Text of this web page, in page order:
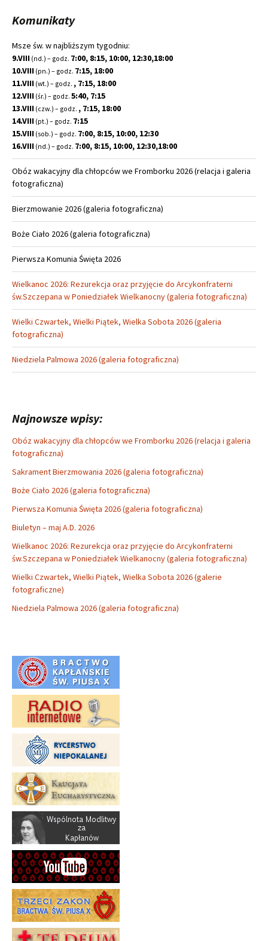
Komunikaty
Msze św. w najbliższym tygodniu:
9.VIII (nd.) – godz. 7:00, 8:15, 10:00, 12:30,18:00
10.VIII (pn.) – godz. 7:15, 18:00
11.VIII (wt.) – godz. , 7:15, 18:00
12.VIII (śr.) – godz. 5:40, 7:15
13.VIII (czw.) – godz. , 7:15, 18:00
14.VIII (pt.) – godz. 7:15
15.VIII (sob.) – godz. 7:00, 8:15, 10:00, 12:30
16.VIII (nd.) – godz. 7:00, 8:15, 10:00, 12:30,18:00
Obóz wakacyjny dla chłopców we Fromborku 2026 (relacja i galeria
fotograficzna)
Bierzmowanie 2026 (galeria fotograficzna)
Boże Ciało 2026 (galeria fotograficzna)
Pierwsza Komunia Święta 2026
Wielkanoc 2026: Rezurekcja oraz przyjęcie do Arcykonfraterni
św.Szczepana w Poniedziałek Wielkanocny (galeria fotograficzna)
Wielki Czwartek, Wielki Piątek, Wielka Sobota 2026 (galeria
fotograficzna)
Niedziela Palmowa 2026 (galeria fotograficzna)
Najnowsze wpisy:
Obóz wakacyjny dla chłopców we Fromborku 2026 (relacja i galeria
fotograficzna)
Sakrament Bierzmowania 2026 (galeria fotograficzna)
Boże Ciało 2026 (galeria fotograficzna)
Pierwsza Komunia Święta 2026 (galeria fotograficzna)
Biuletyn – maj A.D. 2026
Wielkanoc 2026: Rezurekcja oraz przyjęcie do Arcykonfraterni
św.Szczepana w Poniedziałek Wielkanocny (galeria fotograficzna)
Wielki Czwartek, Wielki Piątek, Wielka Sobota 2026 (galerie
fotograficzne)
Niedziela Palmowa 2026 (galeria fotograficzna)